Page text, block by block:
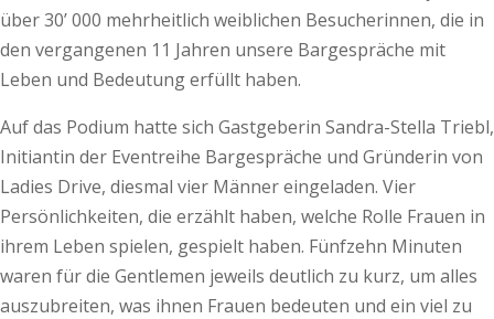
über 30’ 000 mehrheitlich weiblichen Besucherinnen, die in
den vergangenen 11 Jahren unsere Bargespräche mit
Leben und Bedeutung erfüllt haben.
Auf das Podium hatte sich Gastgeberin Sandra-Stella Triebl,
Initiantin der Eventreihe Bargespräche und Gründerin von
Ladies Drive, diesmal vier Männer eingeladen. Vier
Persönlichkeiten, die erzählt haben, welche Rolle Frauen in
ihrem Leben spielen, gespielt haben. Fünfzehn Minuten
waren für die Gentlemen jeweils deutlich zu kurz, um alles
auszubreiten, was ihnen Frauen bedeuten und ein viel zu